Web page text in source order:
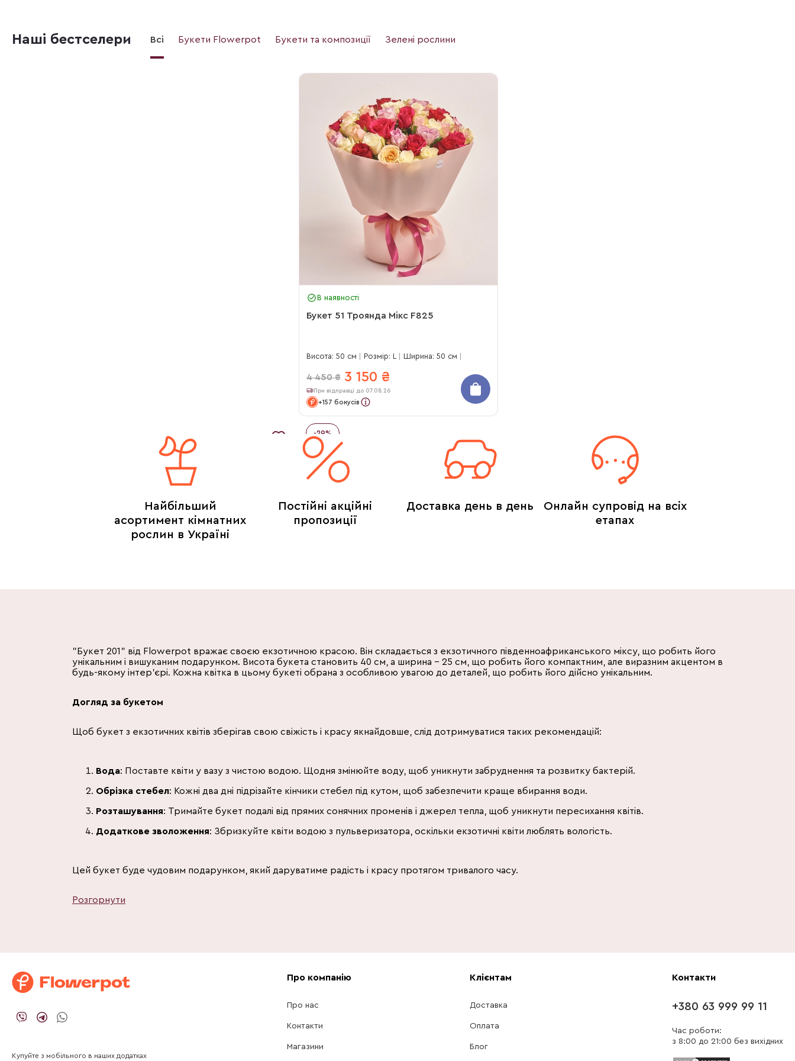
Наші бестселери Всі Букети Flowerpot Букети та композиції Зелені рослини
В наявності
Букет 51 Троянда Мікс F825
Висота: 50 см Розмір: L Ширина: 50 см
4 450 ₴ 3 150 ₴
При відправці до 07.08.26
+157 бонусів
-29%
Найбільший
асортимент кімнатних
рослин в Україні
Постійні акційні
пропозиції
Доставка день в день
Онлайн супровід на всіх
етапах
"Букет 201" від Flowerpot вражає своєю екзотичною красою. Він складається з екзотичного південноафриканського міксу, що робить його
унікальним і вишуканим подарунком. Висота букета становить 40 см, а ширина – 25 см, що робить його компактним, але виразним акцентом в
будь-якому інтер'єрі. Кожна квітка в цьому букеті обрана з особливою увагою до деталей, що робить його дійсно унікальним.
Догляд за букетом
Щоб букет з екзотичних квітів зберігав свою свіжість і красу якнайдовше, слід дотримуватися таких рекомендацій:
Вода: Поставте квіти у вазу з чистою водою. Щодня змінюйте воду, щоб уникнути забруднення та розвитку бактерій.
Обрізка стебел: Кожні два дні підрізайте кінчики стебел під кутом, щоб забезпечити краще вбирання води.
Розташування: Тримайте букет подалі від прямих сонячних променів і джерел тепла, щоб уникнути пересихання квітів.
Додаткове зволоження: Збризкуйте квіти водою з пульверизатора, оскільки екзотичні квіти люблять вологість.
Цей букет буде чудовим подарунком, який даруватиме радість і красу протягом тривалого часу.
Розгорнути
Купуйте з мобільного в наших додатках
Про компанію
Про нас
Контакти
Магазини
Клієнтам
Доставка
Оплата
Блог
Контакти
+380 63 999 99 11
Час роботи:
з 8:00 до 21:00 без вихідних